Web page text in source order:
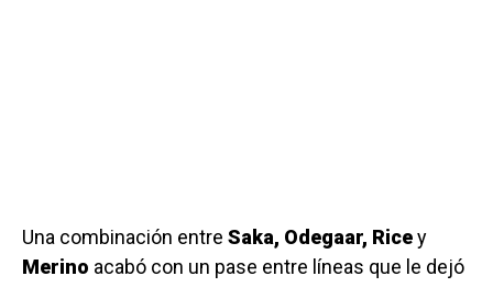
Una combinación entre Saka, Odegaar, Ricey
Merino acabó con un pase entre líneas que le dejó